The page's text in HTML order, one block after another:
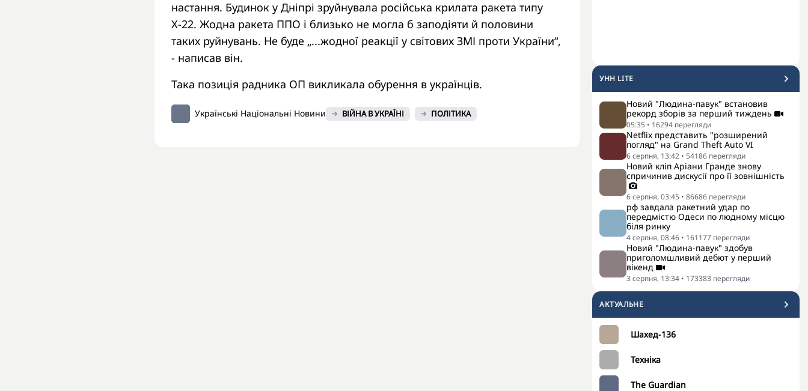
УНН LITE
Новий "Людина-павук" встановив
рекорд зборів за перший тиждень
05:35 • 16294 перегляди
Netflix представить "розширений
погляд" на Grand Theft Auto VI
6 серпня, 13:42 • 54186 перегляди
Новий кліп Аріани Гранде знову
спричинив дискусії про її зовнішність
6 серпня, 03:45 • 86686 перегляди
рф завдала ракетний удар по
передмістю Одеси по людному місцю
біля ринку
4 серпня, 08:46 • 161177 перегляди
Новий "Людина-павук" здобув
приголомшливий дебют у перший
вікенд
3 серпня, 13:34 • 173383 перегляди
АКТУАЛЬНЕ
Шахед-136
Техніка
The Guardian
настання. Будинок у Дніпрі зруйнувала російська крилата ракета типу
Х-22. Жодна ракета ППО і близько не могла б заподіяти й половини
таких руйнувань. Не буде „...жодної реакції у світових ЗМІ проти України“,
- написав він.
Така позиція радника ОП викликала обурення в українців.
Українські Національні Новини ВІЙНА В УКРАЇНІ ПОЛІТИКА